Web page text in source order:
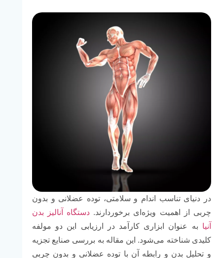
در دنیای تناسب اندام و سلامتی، توده عضلانی و بدون
چربی از اهمیت ویژه‌ای برخوردارند. دستگاه آنالیز بدن
آنیا به عنوان ابزاری کارآمد در ارزیابی این دو مولفه
کلیدی شناخته می‌شود. این مقاله به بررسی صنایع تجزیه
و تحلیل بدن و رابطه آن با توده عضلانی و بدون چربی